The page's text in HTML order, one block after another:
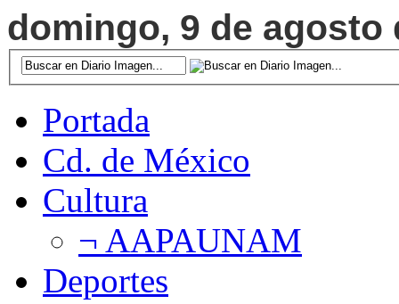
domingo, 9 de agosto
Portada
Cd. de México
Cultura
¬ AAPAUNAM
Deportes